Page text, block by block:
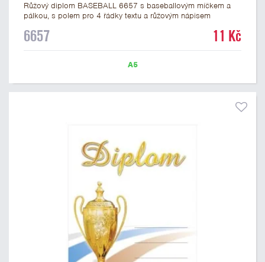
Růžový diplom BASEBALL 6657 s baseballovým míčkem a
pálkou, s polem pro 4 řádky textu a růžovým nápisem
A5. Papírový diplom s motivem baseballu má gramáž 250
6657 11 Kč
A5